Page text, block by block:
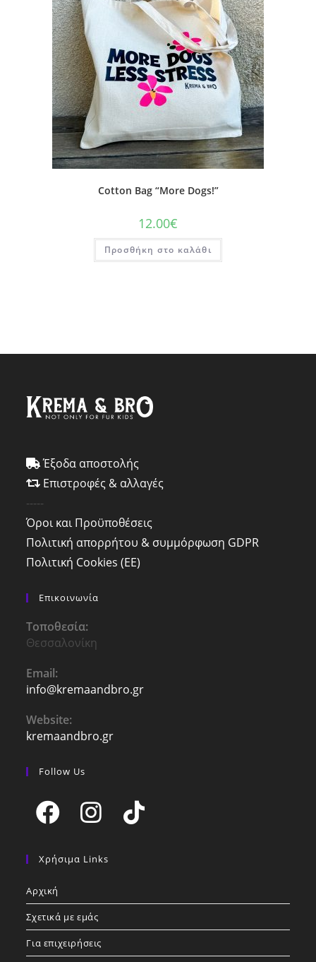
Cotton Bag “More Dogs!”
12.00€
Προσθήκη στο καλάθι
Έξοδα αποστολής
Επιστροφές & αλλαγές
-----
Όροι και Προϋποθέσεις
Πολιτική απορρήτου & συμμόρφωση GDPR
Πολιτική Cookies (ΕΕ)
Επικοινωνία
Τοποθεσία:
Θεσσαλονίκη
Email:
info@kremaandbro.grOpens
Website:
kremaandbro.gr
Follow Us
in
new
in
Χρήσιμα Links
Αρχική
Σχετικά με εμάς
Για επιχειρήσεις